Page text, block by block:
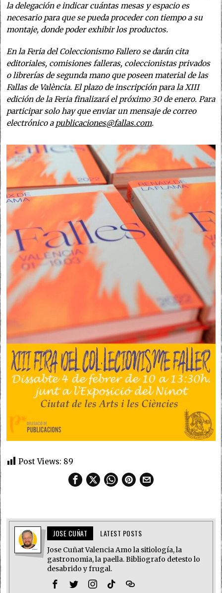
la delegación e indicar cuántas mesas y espacio es
necesario para que se pueda proceder con tiempo a su
montaje, donde poder exhibir los productos.
En la Feria del Coleccionismo Fallero se darán cita
editoriales, comisiones falleras, coleccionistas privados
o librerías de segunda mano que poseen material de las
Fallas de València. El plazo de inscripción para la XIII
edición de la Feria finalizará el próximo 30 de enero. Para
participar solo hay que enviar un mensaje de correo
electrónico a publicaciones@fallas.com.
Post Views: 89
JOSE CUÑAT LATEST POSTS
Jose Cuñat Valencia Amo la sitiología, la
gastronomia, la paella. Bibliografo detesto lo
desabrido y frugal.